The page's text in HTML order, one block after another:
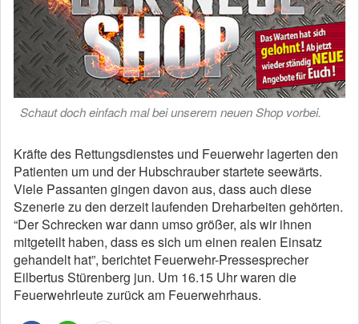
Schaut doch einfach mal bei unserem neuen Shop vorbei.
Kräfte des Rettungsdienstes und Feuerwehr lagerten den
Patienten um und der Hubschrauber startete seewärts.
Viele Passanten gingen davon aus, dass auch diese
Szenerie zu den derzeit laufenden Dreharbeiten gehörten.
“Der Schrecken war dann umso größer, als wir ihnen
mitgeteilt haben, dass es sich um einen realen Einsatz
gehandelt hat”, berichtet Feuerwehr-Pressesprecher
Eilbertus Stürenberg jun. Um 16.15 Uhr waren die
Feuerwehrleute zurück am Feuerwehrhaus.